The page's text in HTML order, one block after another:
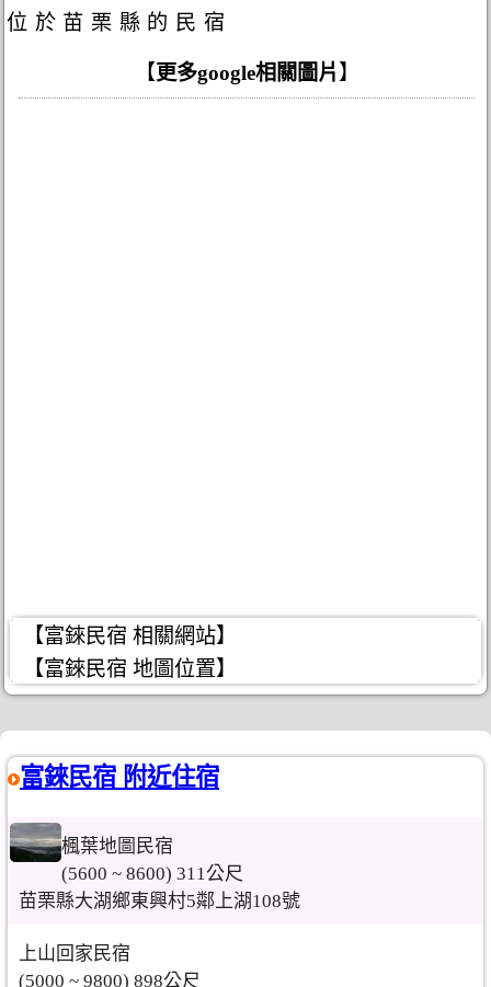
位於苗栗縣的民宿
【更多google相關圖片 】
【富錸民宿 相關網站】
【富錸民宿 地圖位置】
富錸民宿 附近住宿
楓葉地圖民宿
(5600 ~ 8600) 311公尺
苗栗縣大湖鄉東興村5鄰上湖108號
上山回家民宿
(5000 ~ 9800) 898公尺